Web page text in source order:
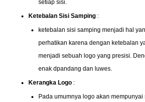
setiap sisi.
Ketebalan Sisi Samping:
ketebalan sisi samping menjadi hal
perhatikan karena dengan ketebalan
menjadi sebuah logo yang presisi.
enak dpandang dan luwes.
Kerangka Logo:
Pada umumnya logo akan